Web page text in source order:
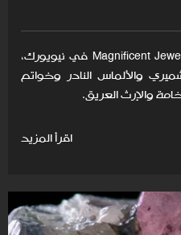
كريستيز تستعد لإطلاق مزاد Magnificent Jewels في نيويورك،
والألماس النادر وخواتم
والإرث العريق.
اقرأ المزيد